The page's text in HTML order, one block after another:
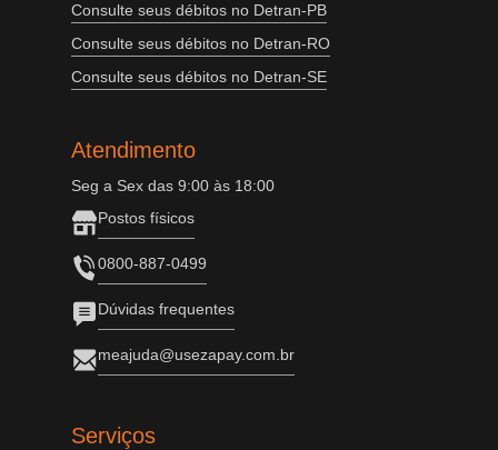
Consulte seus débitos no Detran-PB
Consulte seus débitos no Detran-RO
Consulte seus débitos no Detran-SE
Atendimento
Seg a Sex das 9:00 às 18:00
Postos físicos
0800-887-0499
Dúvidas frequentes
meajuda@usezapay.com.br
Serviços